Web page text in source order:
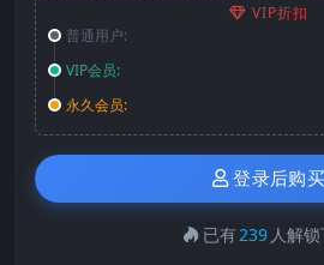
VIP折扣
普通用户:
VIP会员:
永久会员:
登录后购买
已有239 人解